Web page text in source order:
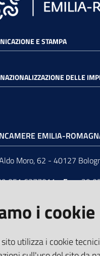
E STAMPA
DELLE
EMILIA-
Moro, 62 - 40127
051 6377011-Fax+39
:segreteria@rer.camcom.it
i cookie
utilizza i cookie